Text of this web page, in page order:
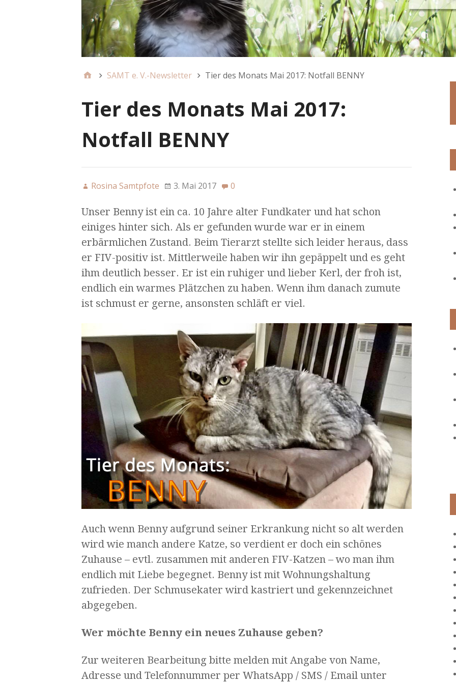
SAMT e. V.-Newsletter Tier des Monats Mai 2017: Notfall BENNY
Tier des Monats Mai 2017:
Notfall BENNY
Rosina Samtpfote 3. Mai 2017 0
Unser Benny ist ein ca. 10 Jahre alter Fundkater und hat schon
einiges hinter sich. Als er gefunden wurde war er in einem
erbärmlichen Zustand. Beim Tierarzt stellte sich leider heraus, dass
er FIV-positiv ist. Mittlerweile haben wir ihn gepäppelt und es geht
ihm deutlich besser. Er ist ein ruhiger und lieber Kerl, der froh ist,
endlich ein warmes Plätzchen zu haben. Wenn ihm danach zumute
ist schmust er gerne, ansonsten schläft er viel.
Auch wenn Benny aufgrund seiner Erkrankung nicht so alt werden
wird wie manch andere Katze, so verdient er doch ein schönes
Zuhause – evtl. zusammen mit anderen FIV-Katzen – wo man ihm
endlich mit Liebe begegnet. Benny ist mit Wohnungshaltung
zufrieden. Der Schmusekater wird kastriert und gekennzeichnet
abgegeben.
Wer möchte Benny ein neues Zuhause geben?
Zur weiteren Bearbeitung bitte melden mit Angabe von Name,
Adresse und Telefonnummer per WhatsApp / SMS / Email unter